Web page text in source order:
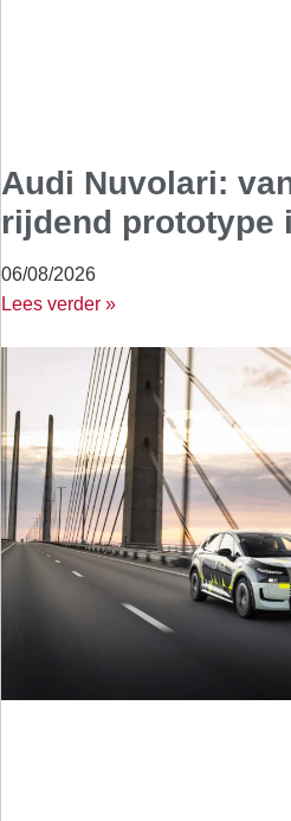
Audi Nuvolari:
rijdend prototype
06/08/2026
Lees verder »